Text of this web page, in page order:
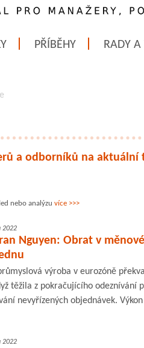
PŘÍBĚHY RADY A
a odborníků na aktuální
nebo analýzu více >>>
2022
Nguyen: Obrat v
výroba v eurozóně
těžila z pokračujícího odeznívání
nevyřízených objednávek.
2022